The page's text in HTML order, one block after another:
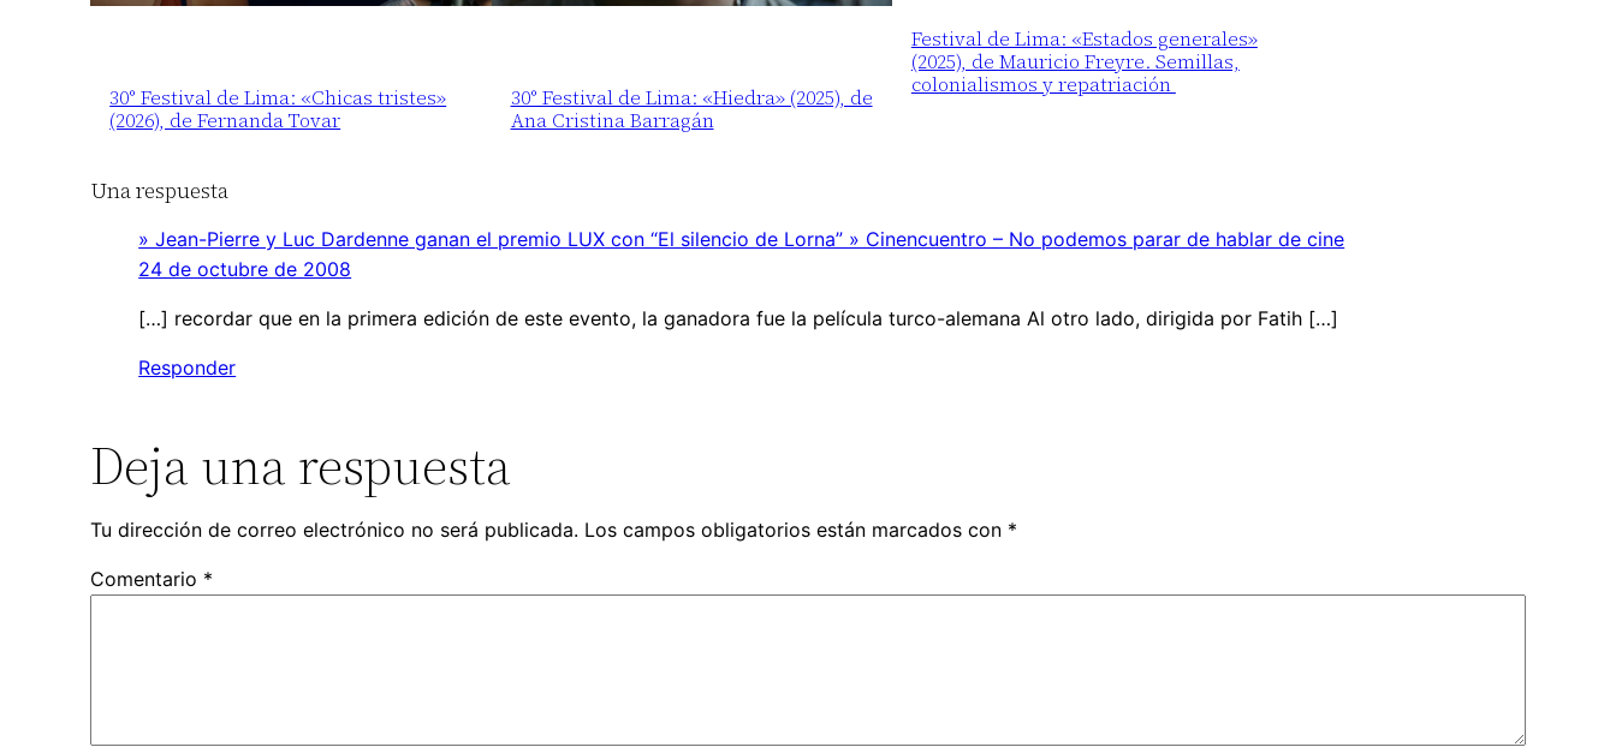
30° Festival de Lima: «Chicas tristes»
(2026), de Fernanda Tovar
30° Festival de Lima: «Hiedra» (2025), de
Ana Cristina Barragán
Festival de Lima: «Estados generales»
(2025), de Mauricio Freyre. Semillas,
colonialismos y repatriación
Una respuesta
» Jean-Pierre y Luc Dardenne ganan el premio LUX con “El silencio de Lorna” » Cinencuentro – No podemos parar de hablar de cine
24 de octubre de 2008
[…] recordar que en la primera edición de este evento, la ganadora fue la película turco-alemana Al otro lado, dirigida por Fatih […]
Responder
Deja una respuesta
Tu dirección de correo electrónico no será publicada. Los campos obligatorios están marcados con *
Comentario *